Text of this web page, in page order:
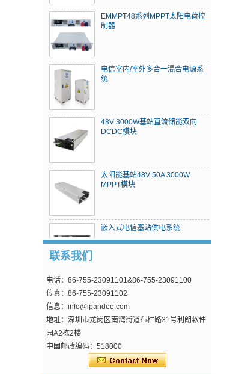
EMMPT48系列MPPT太阳电荷控
制器
电信室内/室外多合一混合电源系
统
48V 3000W基站直流储能双向
DCDC模块
太阳能基站48V 50A 3000W
MPPT模块
嵌入式电信基站供电系统
MPPT太阳电荷控制器
联系我们
电话：86-755-23091101&86-755-23091100
传真：86-755-23091102
信息：info@ipandee.com
地址：深圳市龙岗区南湾街道布栏路31号利朗软件
园A2栋2楼
中国邮政编码：518000
为什么逆变器的启动电压比最低电压高?
在光伏并网逆变器中，有一个参数比较奇怪，那就